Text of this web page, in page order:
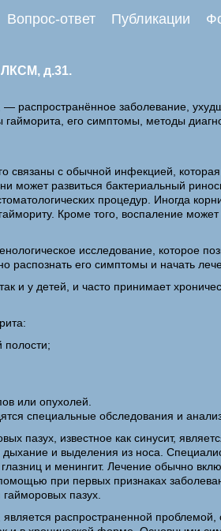
Вопрос-ответ Публикации
д.31.
— распространённое заболевание,
его симптомы, методы
связаны с обычной инфекцией,
может развиться бактериальный
процедур. Иногда
Кроме того, воспаление
исследование, которое
распознать его симптомы и начать
и у детей, и часто принимает
полости;
или опухолей.
специальные обследования и
пазух, известное как синусит,
и выделения из носа.
и менингит. Лечение обычно
при первых признаках
пазух.
распространенной